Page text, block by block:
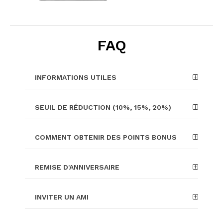
FAQ
INFORMATIONS UTILES
SEUIL DE RÉDUCTION (10%, 15%, 20%)
COMMENT OBTENIR DES POINTS BONUS
REMISE D'ANNIVERSAIRE
INVITER UN AMI